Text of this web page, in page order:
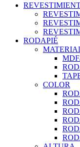
RODAPIÉ
COLOR